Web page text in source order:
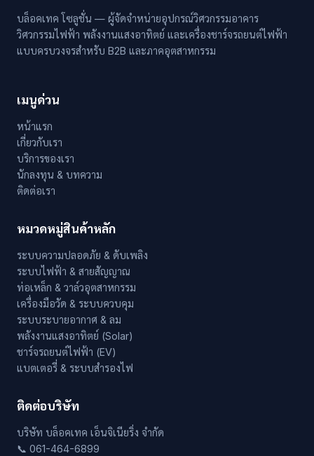
บล็อคเทค โซลูชั่น — ผู้จัดจำหน่ายอุปกรณ์วิศวกรรมอาคาร
วิศวกรรมไฟฟ้า พลังงานแสงอาทิตย์ และเครื่องชาร์จรถยนต์ไฟฟ้า
แบบครบวงจรสำหรับ B2B และภาคอุตสาหกรรม
เมนูด่วน
หน้าแรก
เกี่ยวกับเรา
บริการของเรา
นักลงทุน & บทความ
ติดต่อเรา
หมวดหมู่สินค้าหลัก
ระบบความปลอดภัย & ดับเพลิง
ระบบไฟฟ้า & สายสัญญาณ
ท่อเหล็ก & วาล์วอุตสาหกรรม
เครื่องมือวัด & ระบบควบคุม
ระบบระบายอากาศ & ลม
พลังงานแสงอาทิตย์ (Solar)
ชาร์จรถยนต์ไฟฟ้า (EV)
แบตเตอรี่ & ระบบสำรองไฟ
ติดต่อบริษัท
บริษัท บล็อคเทค เอ็นจิเนียริ่ง จำกัด
📞 061-464-6899